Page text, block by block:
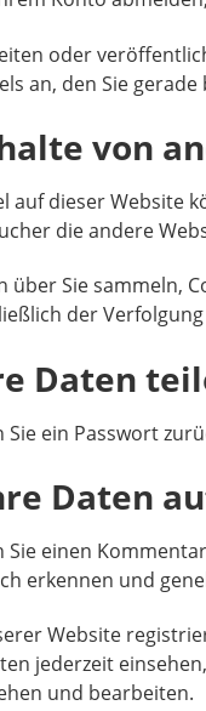
oder
an, den Sie
von
auf dieser Website
die andere
über Sie
der
Daten
Sie ein Passwort
Daten
Sie einen
erkennen und
Website
jederzeit
und bearbeiten.